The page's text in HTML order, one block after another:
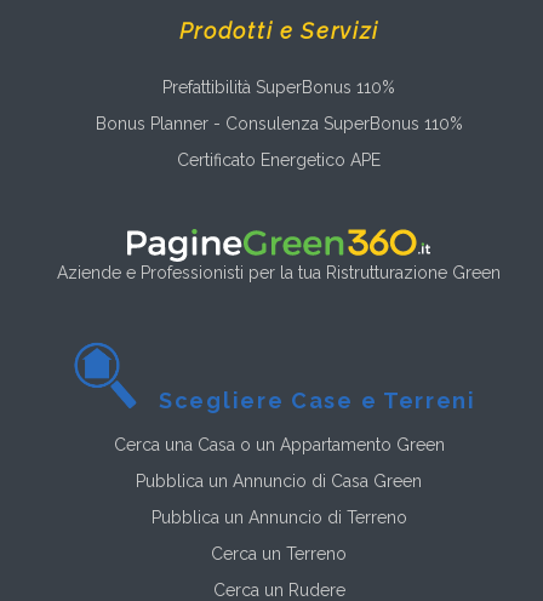
Prodotti e Servizi
Prefattibilità SuperBonus 110%
Bonus Planner - Consulenza SuperBonus 110%
Certificato Energetico APE
Aziende e Professionisti per la tua Ristrutturazione Green
Scegliere Case e Terreni
Cerca una Casa o un Appartamento Green
Pubblica un Annuncio di Casa Green
Pubblica un Annuncio di Terreno
Cerca un Terreno
Cerca un Rudere